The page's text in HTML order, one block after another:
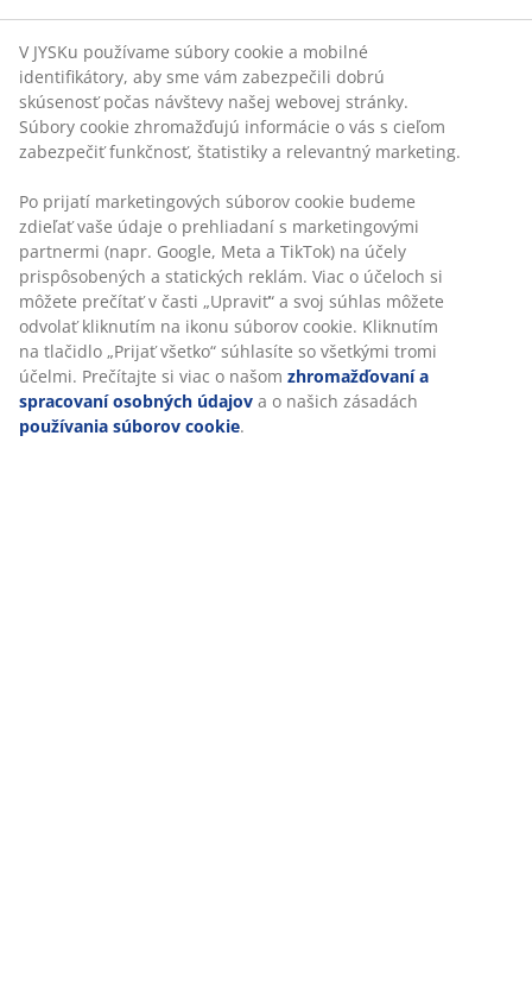
V JYSKu používame súbory cookie a mobilné
identifikátory, aby sme vám zabezpečili dobrú
skúsenosť počas návštevy našej webovej stránky.
Súbory cookie zhromažďujú informácie o vás s cieľom
zabezpečiť funkčnosť, štatistiky a relevantný marketing.
Po prijatí marketingových súborov cookie budeme
zdieľať vaše údaje o prehliadaní s marketingovými
partnermi (napr. Google, Meta a TikTok) na účely
prispôsobených a statických reklám. Viac o účeloch si
môžete prečítať v časti „Upraviť“ a svoj súhlas môžete
odvolať kliknutím na ikonu súborov cookie. Kliknutím
na tlačidlo „Prijať všetko“ súhlasíte so všetkými tromi
účelmi. Prečítajte si viac o našom zhromažďovaní a
spracovaní osobných údajov a o našich zásadách
používania súborov cookie.